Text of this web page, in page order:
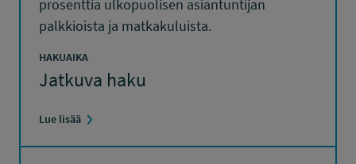
prosenttia ulkopuolisen asiantuntijan
palkkioista ja matkakuluista.
HAKUAIKA
Jatkuva haku
Lue lisää